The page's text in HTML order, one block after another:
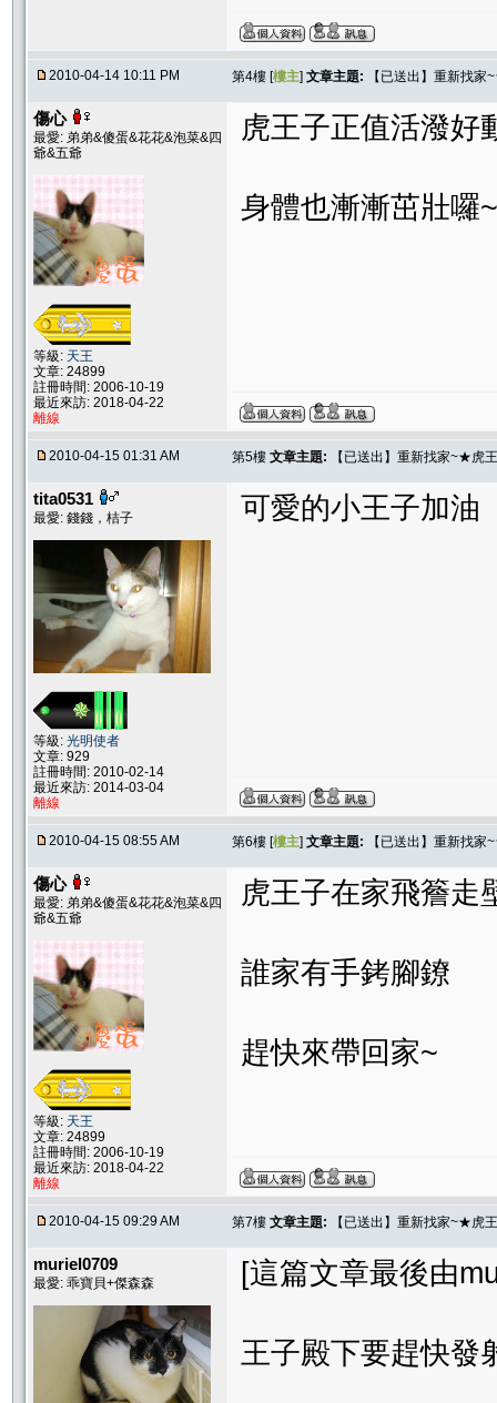
2010-04-14 10:11 PM 第4樓 [樓主] 文章主題: 【已送出】重新找
傷心
最愛: 弟弟&傻蛋&花花&泡菜&四
爺&五爺
等級: 天王
文章: 24899
註冊時間: 2006-10-19
最近來訪: 2018-04-22
離線
虎王子正值活潑好
身體也漸漸茁壯囉~
2010-04-15 01:31 AM 第5樓 文章主題: 【已送出】重新找家~★虎
tita0531
最愛: 錢錢，桔子
等級: 光明使者
文章: 929
註冊時間: 2010-02-14
最近來訪: 2014-03-04
離線
可愛的小王子加油
2010-04-15 08:55 AM 第6樓 [樓主] 文章主題: 【已送出】重新找
傷心
最愛: 弟弟&傻蛋&花花&泡菜&四
爺&五爺
等級: 天王
文章: 24899
註冊時間: 2006-10-19
最近來訪: 2018-04-22
離線
虎王子在家飛簷走
誰家有手銬腳鐐
趕快來帶回家~
2010-04-15 09:29 AM 第7樓 文章主題: 【已送出】重新找家~★虎
muriel0709
最愛: 乖寶貝+傑森森 [這篇文章最後由
王子殿下要趕快發